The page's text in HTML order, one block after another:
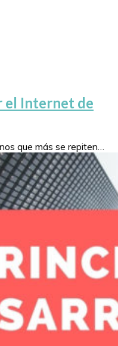
el Internet de
que más se repiten…